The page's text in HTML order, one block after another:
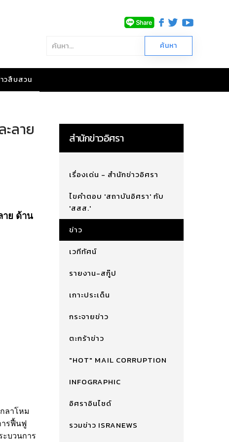
วสืบสวน
ลาย
ลาโหม
สำนักข่าวอิศรา
เรื่องเด่น - สำนักข่าวอิศรา
ไขคำตอบ 'สถาบันอิศรา' กับ
'สสส.'
ข่าว
เวทีทัศน์
รายงาน-สกู๊ป
เกาะประเด็น
กระจายข่าว
ตะกร้าข่าว
"HOT" MAIL CORRUPTION
INFOGRAPHIC
อิศราอินไซด์
รวมข่าว ISRANEWS